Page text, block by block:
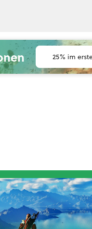
25% im